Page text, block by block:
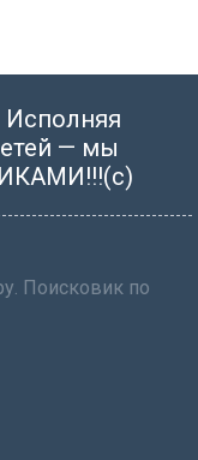
— мы
Поисковик по